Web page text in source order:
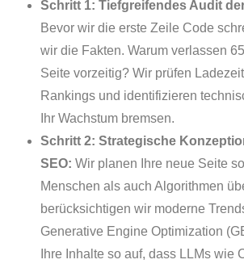
Schritt 1: Tiefgreifendes Audit
Bevor wir die erste Zeile Code
wir die Fakten. Warum verlassen
Seite vorzeitig? Wir prüfen
Rankings und identifizieren
Ihr Wachstum bremsen.
Schritt 2: Strategische
SEO: Wir planen Ihre neue Seite
Menschen als auch Algorithmen
berücksichtigen wir moderne
Generative Engine Optimization
Ihre Inhalte so auf, dass LLMs wie